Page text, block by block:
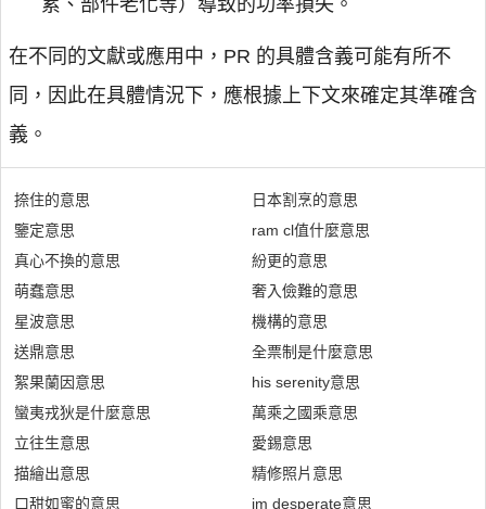
累、部件老化等）導致的功率損失。
在不同的文獻或應用中，PR 的具體含義可能有所不
同，因此在具體情況下，應根據上下文來確定其準確含
義。
捺住的意思
鑒定意思
真心不換的意思
萌蠢意思
星波意思
送鼎意思
絮果蘭因意思
蠻夷戎狄是什麼意思
立往生意思
描繪出意思
口甜如蜜的意思
日本割烹的意思
ram cl值什麼意思
紛更的意思
奢入儉難的意思
機構的意思
全票制是什麼意思
his serenity意思
萬乘之國乘意思
愛錫意思
精修照片意思
im desperate意思